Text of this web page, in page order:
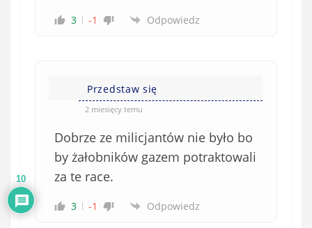
3 -1 Odpowiedz
Przedstaw się
2 miesięcy temu
Dobrze ze milicjantów nie było bo
by żałobników gazem potraktowali
za te race.
3 -1 Odpowiedz
10